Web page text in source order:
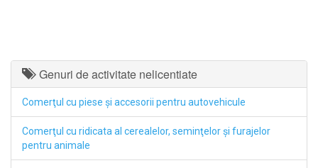
Genuri de activitate nelicentiate
Comerţul cu piese şi accesorii pentru autovehicule
Comerţul cu ridicata al cerealelor, seminţelor şi furajelor
pentru animale